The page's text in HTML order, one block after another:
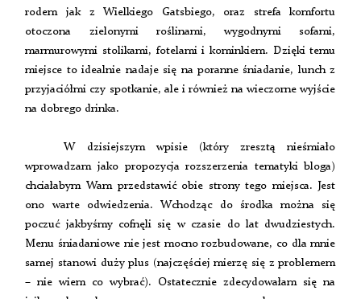
rodem jak z Wielkiego Gatsbiego, oraz strefa komfortu
otoczona zielonymi roślinami, wygodnymi sofami,
marmurowymi stolikami, fotelami i kominkiem. Dzięki temu
miejsce to idealnie nadaje się na poranne śniadanie, lunch z
przyjaciółmi czy spotkanie, ale i również na wieczorne wyjście
na dobrego drinka.
W dzisiejszym wpisie (który zresztą nieśmiało
wprowadzam jako propozycja rozszerzenia tematyki bloga)
chciałabym Wam przedstawić obie strony tego miejsca. Jest
ono warte odwiedzenia. Wchodząc do środka można się
poczuć jakbyśmy cofnęli się w czasie do lat dwudziestych.
Menu śniadaniowe nie jest mocno rozbudowane, co dla mnie
samej stanowi duży plus (najczęściej mierzę się z problemem
– nie wiem co wybrać). Ostatecznie zdecydowałam się na